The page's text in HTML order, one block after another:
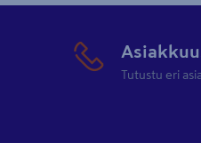
Tutustu eri